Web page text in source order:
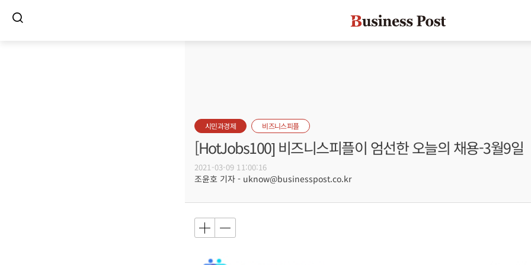
시민과경제 비즈니스피플
[HotJobs100] 비즈니스피플이 엄선한 오늘의 채용-3월9일
2021-03-09 11:00:16
조윤호 기자 - uknow@businesspost.co.kr